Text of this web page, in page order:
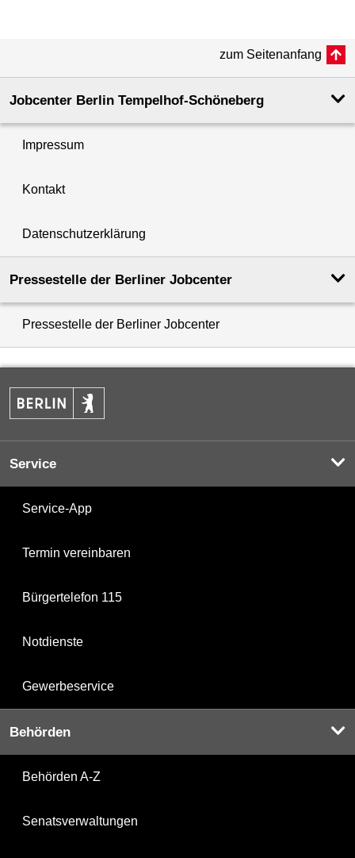
zum Seitenanfang
Jobcenter Berlin Tempelhof-Schöneberg
Impressum
Kontakt
Datenschutzerklärung
Pressestelle der Berliner Jobcenter
Pressestelle der Berliner Jobcenter
Service
Service-App
Termin vereinbaren
Bürgertelefon 115
Notdienste
Gewerbeservice
Behörden
Behörden A-Z
Senatsverwaltungen